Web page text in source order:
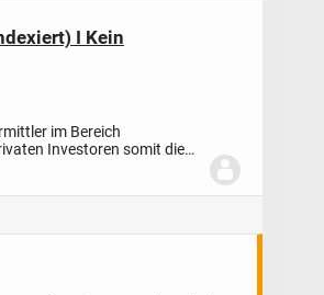
I Kein
im Bereich
Investoren somit die